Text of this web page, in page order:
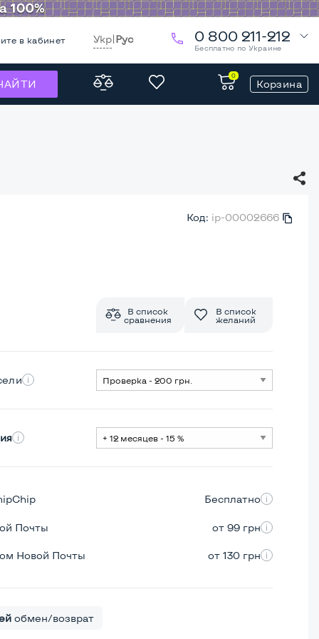
в кабинет Укр|Рус 0 800 211-212
Бесплатно по Украине
0
Корзина
Код: ip-00002666
В список
сравнения
В список
желаний
Бесплатно
Почты от 99 грн
Новой Почты от 130 грн
обмен/возврат